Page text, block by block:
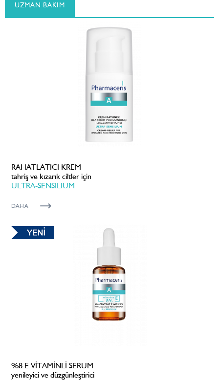
UZMAN BAKIM
RAHATLATICI KREM
tahriş ve kızarık ciltler için
ULTRA-SENSILIUM
DAHA
%8 E VİTAMİNLİ SERUM
yenileyici ve düzgünleştirici